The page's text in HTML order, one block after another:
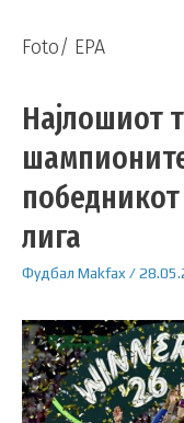
Foto/ EPA
Најлошиот
лига
Фудбал Makfax /